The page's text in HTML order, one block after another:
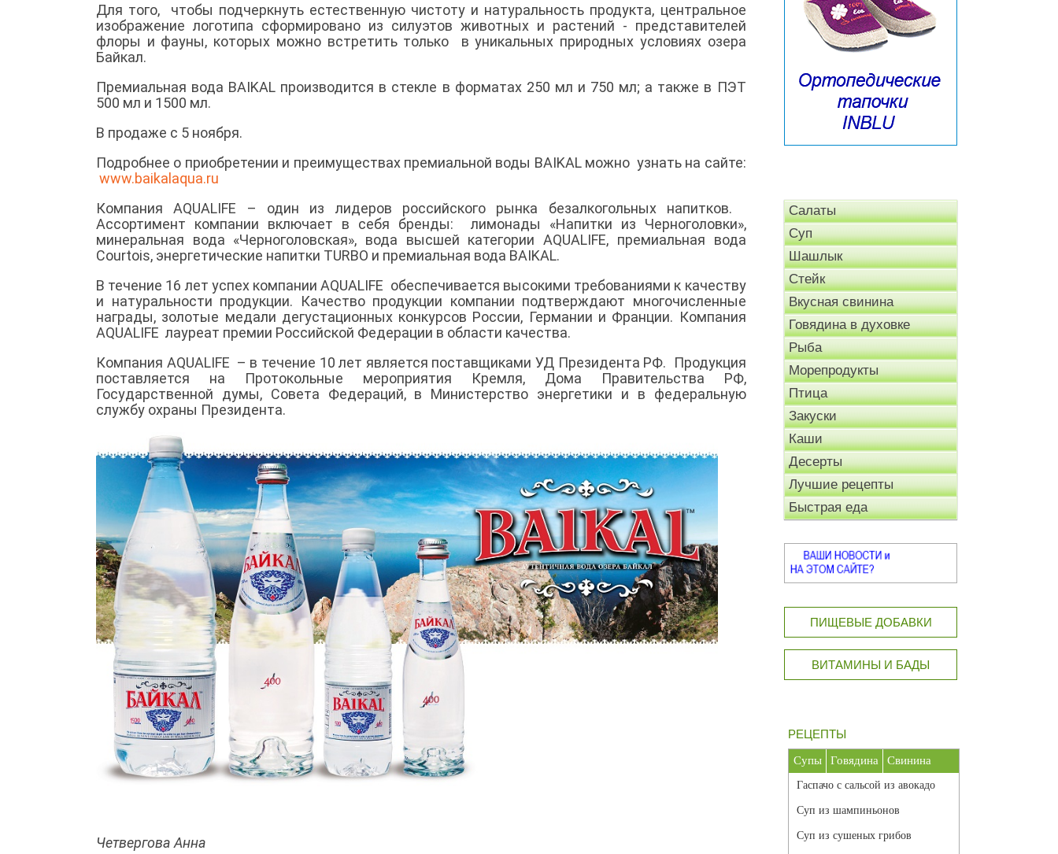
Для того, чтобы подчеркнуть естественную чистоту и натуральность продукта, центральное
изображение логотипа сформировано из силуэтов животных и растений - представителей
флоры и фауны, которых можно встретить только в уникальных природных условиях озера
Байкал.
Премиальная вода BAIKAL производится в стекле в форматах 250 мл и 750 мл; а также в ПЭТ
500 мл и 1500 мл.
В продаже с 5 ноября.
Подробнее о приобретении и преимуществах премиальной воды BAIKAL можно узнать на сайте:
www.baikalaqua.ru
Компания AQUALIFE – один из лидеров российского рынка безалкогольных напитков.
Ассортимент компании включает в себя бренды: лимонады «Напитки из Черноголовки»,
минеральная вода «Черноголовская», вода высшей категории AQUALIFE, премиальная вода
Courtois, энергетические напитки TURBO и премиальная вода BAIKAL.
В течение 16 лет успех компании AQUALIFE обеспечивается высокими требованиями к качеству
и натуральности продукции. Качество продукции компании подтверждают многочисленные
награды, золотые медали дегустационных конкурсов России, Германии и Франции. Компания
AQUALIFE лауреат премии Российской Федерации в области качества.
Компания AQUALIFE – в течение 10 лет является поставщиками УД Президента РФ. Продукция
поставляется на Протокольные мероприятия Кремля, Дома Правительства РФ,
Государственной думы, Совета Федераций, в Министерство энергетики и в федеральную
службу охраны Президента.
Четвергова Анна
Салаты
Суп
Шашлык
Стейк
Вкусная свинина
Говядина в духовке
Рыба
Морепродукты
Птица
Закуски
Каши
Десерты
Лучшие рецепты
Быстрая еда
ПИЩЕВЫЕ ДОБАВКИ
ВИТАМИНЫ И БАДЫ
РЕЦЕПТЫ
Супы Говядина Свинина
Гаспачо с сальсой из авокадо
Суп из шампиньонов
Суп из сушеных грибов